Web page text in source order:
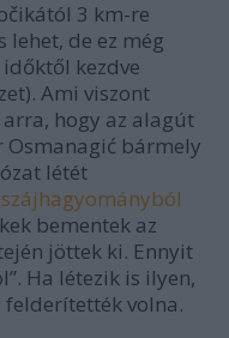
3 km-re
de ez még
kezdve
Ami viszont
hogy az alagút
bármely
létét
bementek az
jöttek ki. Ennyit
Ha létezik is ilyen,
volna.